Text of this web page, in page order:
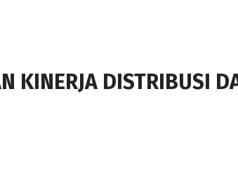
KINERJA DISTRIBUSI